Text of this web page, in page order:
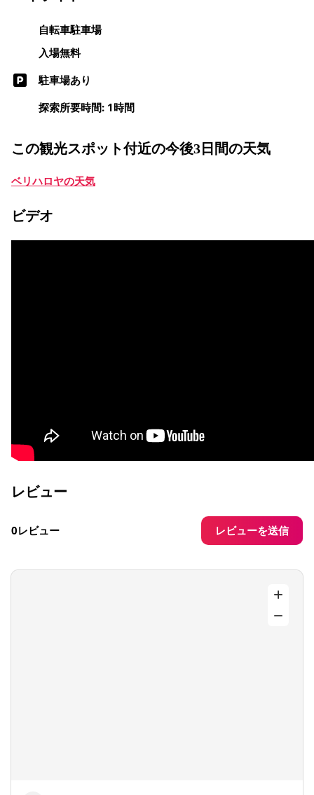
自転車駐車場
入場無料
駐車場あり
探索所要時間: 1時間
この観光スポット付近の今後3日間の天気
ベリハロヤの天気
ビデオ
レビュー
0レビュー レビューを送信